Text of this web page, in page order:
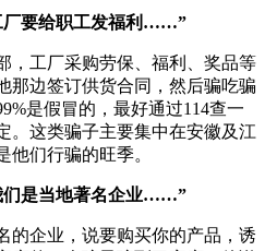
厂要给职工发福利……”
，工厂采购劳保、福利、奖品等
那边签订供货合同，然后骗吃骗
是假冒的，最好通过114查一
。这类骗子主要集中在安徽及江
他们行骗的旺季。
们是当地著名企业……”
的企业，说要购买你的产品，诱